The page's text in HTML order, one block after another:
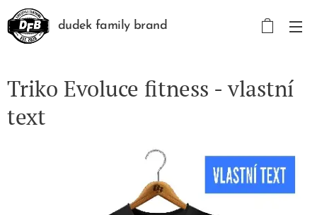
dudek family brand
Triko Evoluce fitness - vlastní
text